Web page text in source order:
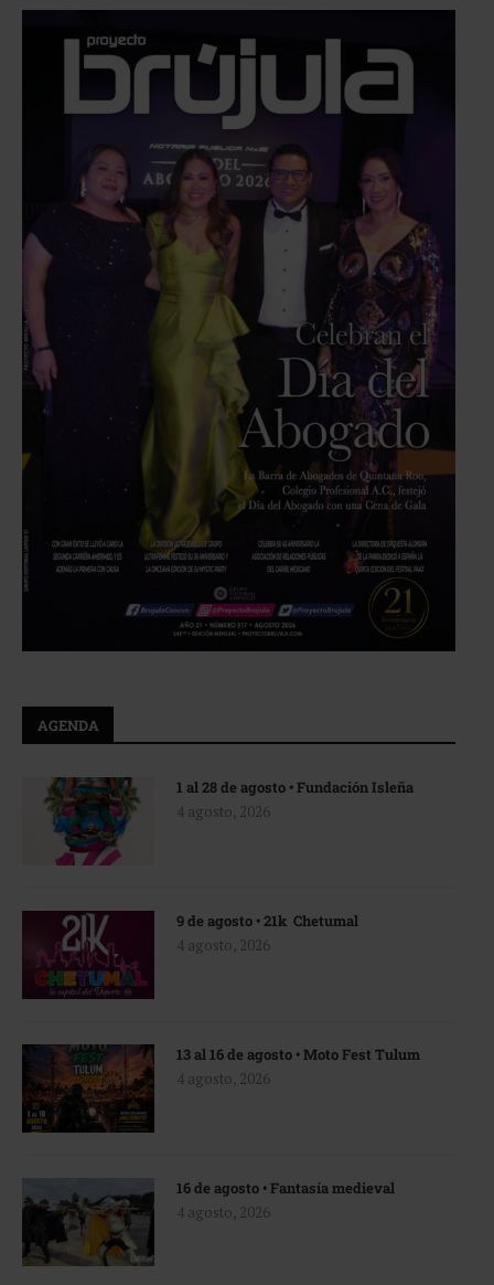
AGENDA
1 al 28 de agosto • Fundación Isleña
4 agosto, 2026
9 de agosto • 21k Chetumal
4 agosto, 2026
13 al 16 de agosto • Moto Fest Tulum
4 agosto, 2026
16 de agosto • Fantasía medieval
4 agosto, 2026